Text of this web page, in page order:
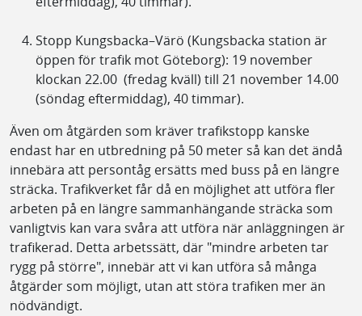
Stopp Kungsbacka–Värö (Kungsbacka station är
öppen för trafik mot Göteborg): 19 november
klockan 22.00 (fredag kväll) till 21 november 14.00
(söndag eftermiddag), 40 timmar).
Även om åtgärden som kräver trafikstopp kanske
endast har en utbredning på 50 meter så kan det ändå
innebära att persontåg ersätts med buss på en längre
sträcka. Trafikverket får då en möjlighet att utföra fler
arbeten på en längre sammanhängande sträcka som
vanligtvis kan vara svåra att utföra när anläggningen är
trafikerad. Detta arbetssätt, där "mindre arbeten tar
rygg på större", innebär att vi kan utföra så många
åtgärder som möjligt, utan att störa trafiken mer än
nödvändigt.